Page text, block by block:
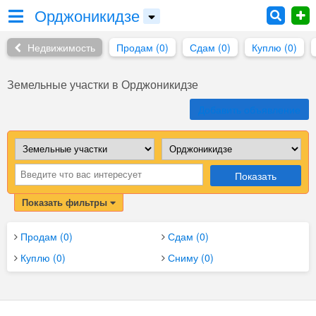
Орджоникидзе
Недвижимость Продам (0) Сдам (0) Куплю (0)
Земельные участки в Орджоникидзе
Добавить объявление
Показать
Показать фильтры
Продам (0)
Сдам (0)
Куплю (0)
Сниму (0)